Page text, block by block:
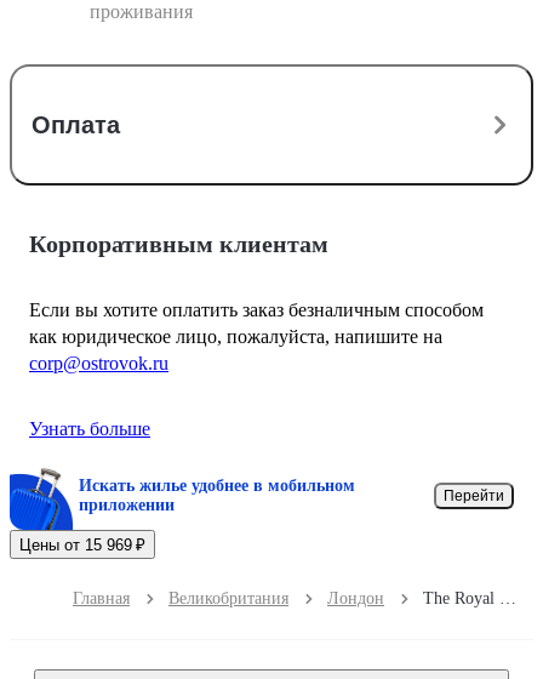
проживания
Оплата
Корпоративным клиентам
Если вы хотите оплатить заказ безналичным способом
как юридическое лицо, пожалуйста, напишите на
corp@ostrovok.ru
Узнать больше
Искать жилье удобнее в мобильном
приложении
Перейти
Цены от 15 969 ₽
Главная Великобритания Лондон The Royal Forest - A Heartwood Inn